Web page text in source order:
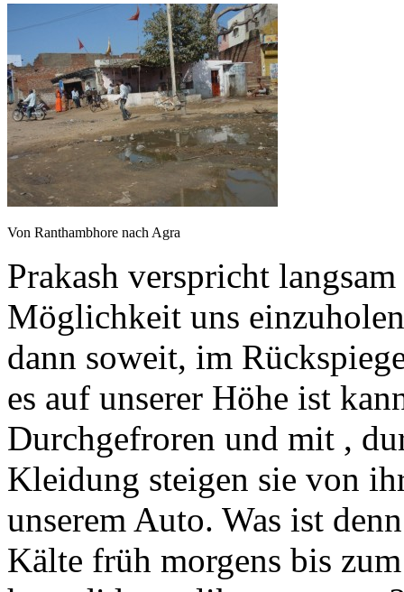
Von Ranthambhore nach Agra
Prakash verspricht
Möglichkeit uns
dann soweit, im
es auf unserer Höhe ist
Durchgefroren und mit ,
Kleidung steigen sie von
unserem Auto. Was ist
Kälte früh morgens bis